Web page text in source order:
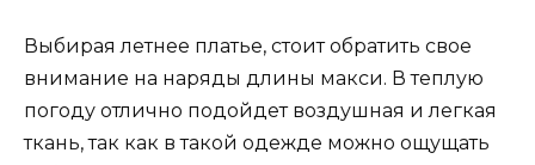
Выбирая летнее платье, стоит обратить свое
внимание на наряды длины макси. В теплую
погоду отлично подойдет воздушная и легкая
ткань, так как в такой одежде можно ощущать